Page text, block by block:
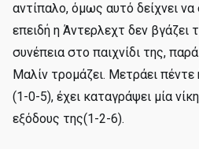
αντίπαλο, όμως αυτό δείχνει
επειδή η Άντερλεχτ δεν βγάζει
συνέπεια στο παιχνίδι της,
Μαλίν τρομάζει. Μετράει πέντε
(1-0-5), έχει καταγράψει μία
εξόδους της(1-2-6).